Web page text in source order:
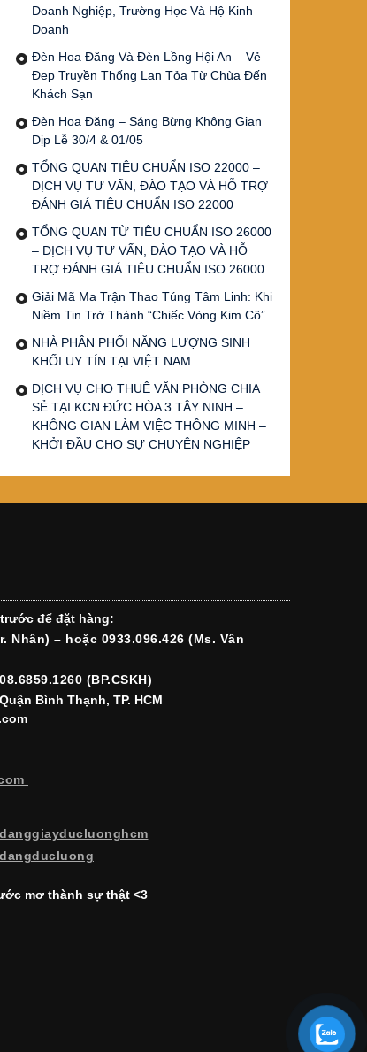
Doanh Nghiệp, Trường Học Và Hộ Kinh
Doanh
Đèn Hoa Đăng Và Đèn Lồng Hội An – Vẻ
Đẹp Truyền Thống Lan Tỏa Từ Chùa Đến
Khách Sạn
Đèn Hoa Đăng – Sáng Bừng Không Gian
Dịp Lễ 30/4 & 01/05
TỔNG QUAN TIÊU CHUẨN ISO 22000 –
DỊCH VỤ TƯ VẤN, ĐÀO TẠO VÀ HỖ TRỢ
ĐÁNH GIÁ TIÊU CHUẨN ISO 22000
TỔNG QUAN TỪ TIÊU CHUẨN ISO 26000
– DỊCH VỤ TƯ VẤN, ĐÀO TẠO VÀ HỖ
TRỢ ĐÁNH GIÁ TIÊU CHUẨN ISO 26000
Giải Mã Ma Trận Thao Túng Tâm Linh: Khi
Niềm Tin Trở Thành “Chiếc Vòng Kim Cô”
NHÀ PHÂN PHỐI NĂNG LƯỢNG SINH
KHỐI UY TÍN TẠI VIỆT NAM
DỊCH VỤ CHO THUÊ VĂN PHÒNG CHIA
SẺ TẠI KCN ĐỨC HÒA 3 TÂY NINH –
KHÔNG GIAN LÀM VIỆC THÔNG MINH –
KHỞI ĐẦU CHO SỰ CHUYÊN NGHIỆP
để đặt hàng:
Nhân) – hoặc 0933.096.426 (Ms. Vân
(BP.CSKH)
Bình Thạnh, TP. HCM
mơ thành sự thật <3